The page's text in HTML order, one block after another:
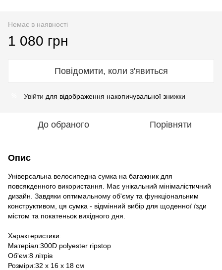
Немає в наявності
1 080 грн
Повідомити, коли з'явиться
Увійти для відображення накопичувальної знижки
До обраного Порівняти
Опис
Універсальна велосипедна сумка на багажник для
повсякденного використання. Має унікальний мінімалістичний
дизайн. Завдяки оптимальному об'єму та функціональним
конструктивом, ця сумка - відмінний вибір для щоденної їзди
містом та покатеньок вихідного дня.
Характеристики:
Матеріал:300D polyester ripstop
Об'єм:8 літрів
Розміри:32 x 16 x 18 см